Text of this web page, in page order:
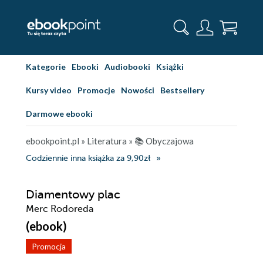
Kategorie Ebooki Audiobooki Książki
Kursy video Promocje Nowości Bestsellery
Darmowe ebooki
ebookpoint.pl » Literatura » 📚 Obyczajowa
Codziennie inna książka za 9,90zł
Diamentowy plac
Merc Rodoreda
(ebook)
Promocja